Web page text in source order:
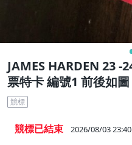
JAMES HARDEN 23 -
票特卡 編號1 前後如圖
競標
競標已結束 2026/08/03